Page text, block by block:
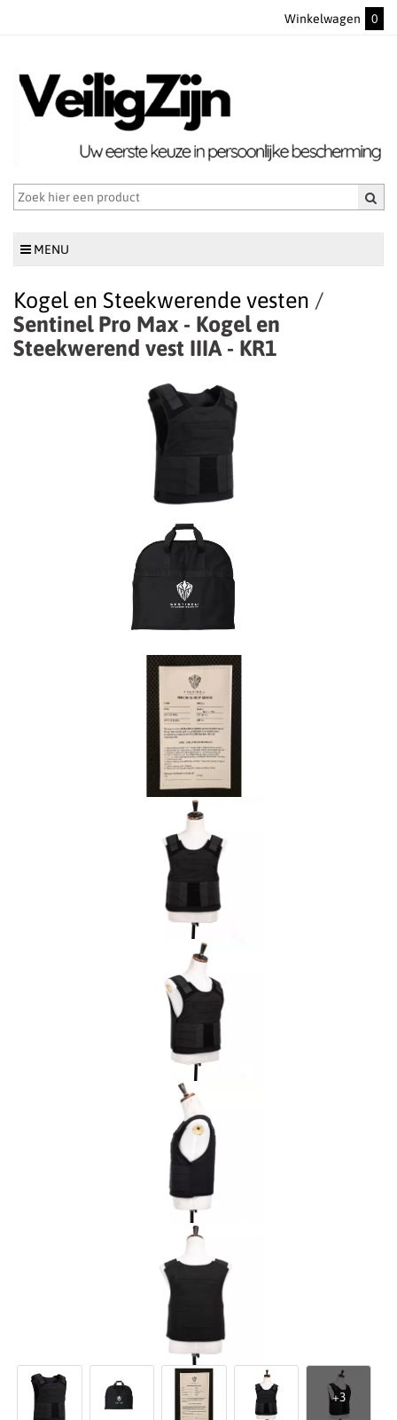
Winkelwagen 0
MENU
Kogel en Steekwerende vesten /
Sentinel Pro Max - Kogel en
Steekwerend vest IIIA - KR1